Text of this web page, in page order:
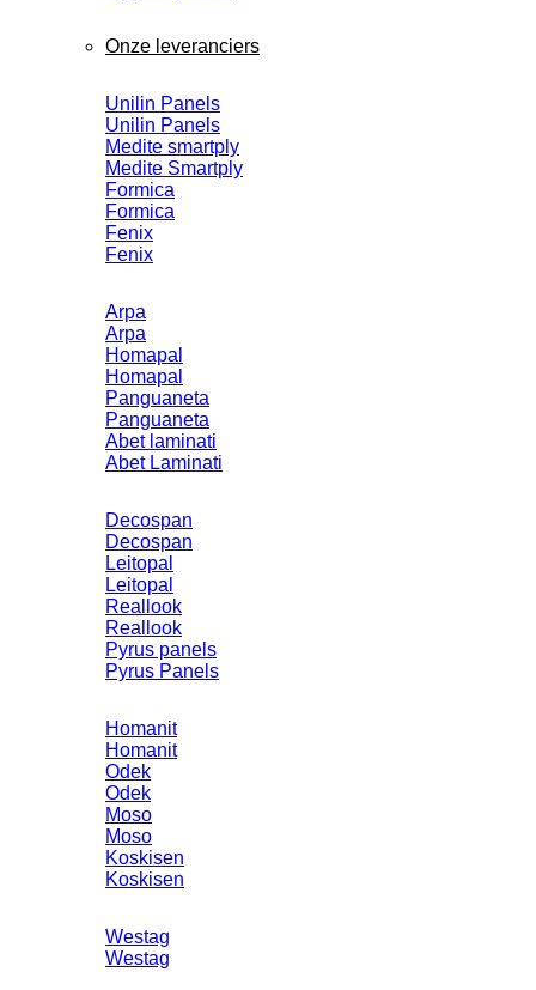
Onze leveranciers
Unilin Panels
Unilin Panels
Medite smartply
Medite Smartply
Formica
Formica
Fenix
Fenix
Arpa
Arpa
Homapal
Homapal
Panguaneta
Panguaneta
Abet laminati
Abet Laminati
Decospan
Decospan
Leitopal
Leitopal
Reallook
Reallook
Pyrus panels
Pyrus Panels
Homanit
Homanit
Odek
Odek
Moso
Moso
Koskisen
Koskisen
Westag
Westag